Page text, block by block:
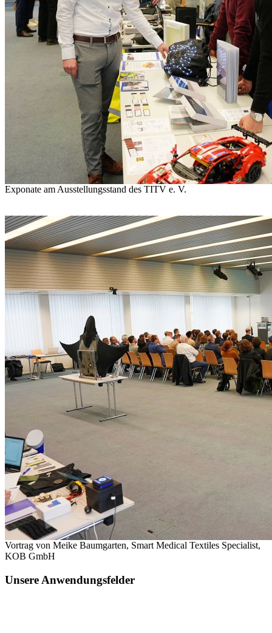
Exponate am Ausstellungsstand des TITV e. V.
Vortrag von Meike Baumgarten, Smart Medical Textiles Specialist,
KOB GmbH
Unsere Anwendungsfelder